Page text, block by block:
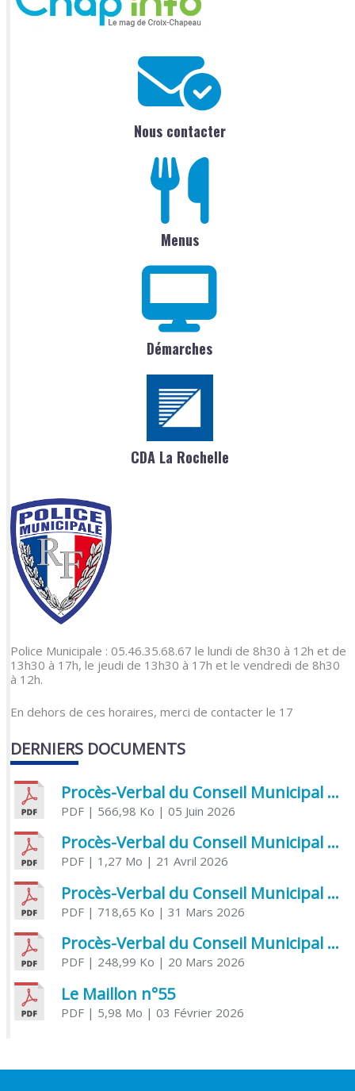
Nous contacter
Menus
Démarches
CDA La Rochelle
Police Municipale : 05.46.35.68.67 le lundi de 8h30 à 12h et de
13h30 à 17h, le jeudi de 13h30 à 17h et le vendredi de 8h30
à 12h.
En dehors de ces horaires, merci de contacter le 17
DERNIERS DOCUMENTS
Procès-Verbal du Conseil Municipal du 5 juin 2026
PDF| 566,98 Ko | 05 Juin 2026
Procès-Verbal du Conseil Municipal du 21 avril 2026
PDF| 1,27 Mo | 21 Avril 2026
Procès-Verbal du Conseil Municipal du 31 mars 2026
PDF| 718,65 Ko | 31 Mars 2026
Procès-Verbal du Conseil Municipal du 20 mars 2026
PDF| 248,99 Ko | 20 Mars 2026
Le Maillon n°55
PDF| 5,98 Mo | 03 Février 2026